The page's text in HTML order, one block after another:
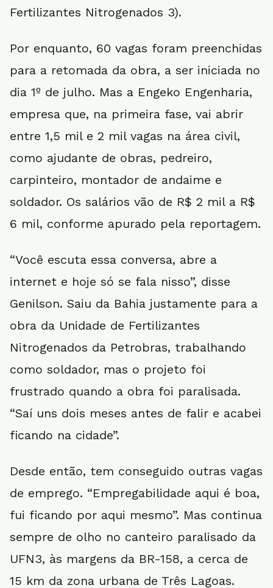
Fertilizantes Nitrogenados 3).
Por enquanto, 60 vagas foram preenchidas
para a retomada da obra, a ser iniciada no
dia 1º de julho. Mas a Engeko Engenharia,
empresa que, na primeira fase, vai abrir
entre 1,5 mil e 2 mil vagas na área civil,
como ajudante de obras, pedreiro,
carpinteiro, montador de andaime e
soldador. Os salários vão de R$ 2 mil a R$
6 mil, conforme apurado pela reportagem.
“Você escuta essa conversa, abre a
internet e hoje só se fala nisso”, disse
Genilson. Saiu da Bahia justamente para a
obra da Unidade de Fertilizantes
Nitrogenados da Petrobras, trabalhando
como soldador, mas o projeto foi
frustrado quando a obra foi paralisada.
“Saí uns dois meses antes de falir e acabei
ficando na cidade”.
Desde então, tem conseguido outras vagas
de emprego. “Empregabilidade aqui é boa,
fui ficando por aqui mesmo”. Mas continua
sempre de olho no canteiro paralisado da
UFN3, às margens da BR-158, a cerca de
15 km da zona urbana de Três Lagoas.